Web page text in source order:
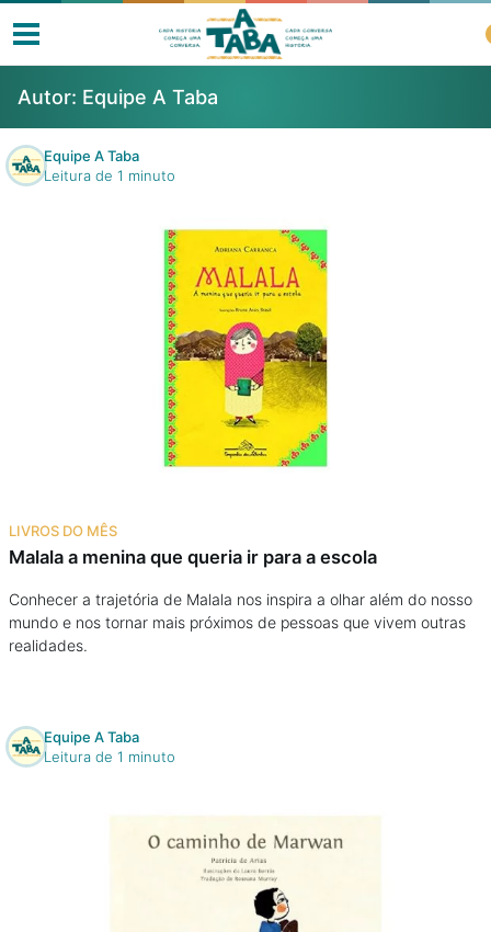
Livros
Clube de Leitores
Na família
Colunas
Colecionáveis
Cursos On line
Autor: Equipe A Taba
Equipe A Taba
Leitura de 1 minuto
LIVROS DO MÊS
Malala a menina que queria ir para a escola
Conhecer a trajetória de Malala nos inspira a olhar além do nosso
mundo e nos tornar mais próximos de pessoas que vivem outras
realidades.
Equipe A Taba
Leitura de 1 minuto